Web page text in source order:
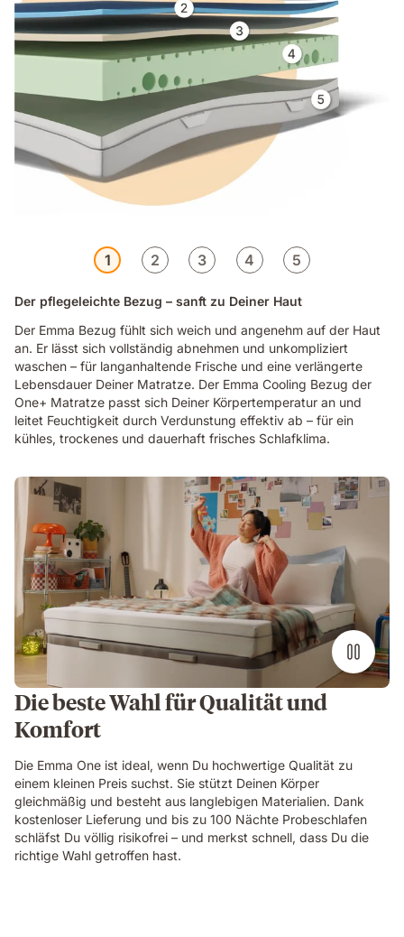
1 2 3 4 5
Der pflegeleichte Bezug – sanft zu Deiner Haut
Der Emma Bezug fühlt sich weich und angenehm auf der Haut
an. Er lässt sich vollständig abnehmen und unkompliziert
waschen – für langanhaltende Frische und eine verlängerte
Lebensdauer Deiner Matratze. Der Emma Cooling Bezug der
One+ Matratze passt sich Deiner Körpertemperatur an und
leitet Feuchtigkeit durch Verdunstung effektiv ab – für ein
kühles, trockenes und dauerhaft frisches Schlafklima.
Die beste Wahl für Qualität und
Komfort
Die Emma One ist ideal, wenn Du hochwertige Qualität zu
einem kleinen Preis suchst. Sie stützt Deinen Körper
gleichmäßig und besteht aus langlebigen Materialien. Dank
kostenloser Lieferung und bis zu 100 Nächte Probeschlafen
schläfst Du völlig risikofrei – und merkst schnell, dass Du die
richtige Wahl getroffen hast.